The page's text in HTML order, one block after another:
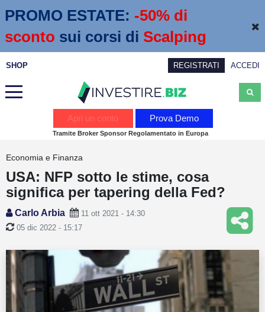
PROMO ESTATE: -50% di
sconto sui corsi di Scalping
SHOP REGISTRATI ACCEDI
Webinar
Servizi
Education
Guide
Quotazioni
Apri un conto Prova Demo
Tramite Broker Sponsor Regolamentato in Europa
Economia e Finanza
USA: NFP sotto le stime, cosa
significa per tapering della Fed?
Carlo Arbia
11 ott 2021 - 14:30
05 dic 2022 - 15:17